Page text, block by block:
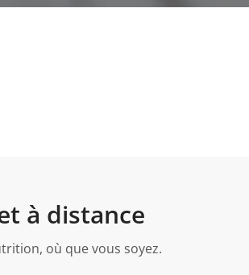
à distance
où que vous soyez.